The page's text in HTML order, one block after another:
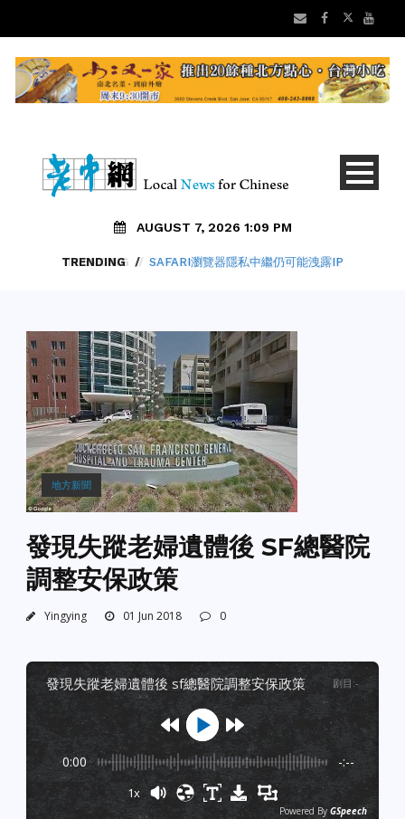
AUGUST 7, 2026 1:09 PM
TRENDING / SAFARI瀏覽器隱私中繼仍可能洩露IP
地方新聞
發現失蹤老婦遺體後 SF總醫院
調整安保政策
Yingying 01 Jun 2018 0
發現失蹤老婦遺體後 sf總醫院調整安保政策 剧目 :-
0:00 -:--
1x
Powered By GSpeech